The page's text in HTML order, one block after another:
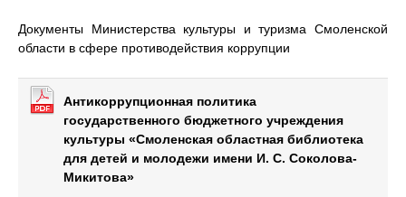
Документы Министерства культуры и туризма Смоленской
области в сфере противодействия коррупции
Антикоррупционная политика
государственного бюджетного учреждения
культуры «Смоленская областная библиотека
для детей и молодежи имени И. С. Соколова-
Микитова»